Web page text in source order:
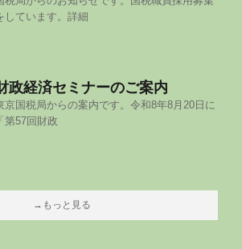
しています。詳細
政経済セミナーのご案内
京国税局からの案内です。令和8年8月20日に
「第57回財政
→もっと見る